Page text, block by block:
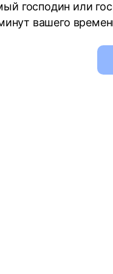
господин или
вашего